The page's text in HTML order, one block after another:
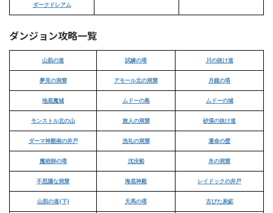
ダークドレアム
ダンジョン攻略一覧
山肌の道 試練の塔 川の抜け道
夢見の洞窟 アモール北の洞窟 月鏡の塔
地底魔城 ムドーの島 ムドーの城
モンストル北の山 旅人の洞窟 砂漠の抜け道
ダーマ神殿南の井戸 洗礼の洞窟 運命の壁
魔術師の塔 沈没船 氷の洞窟
不思議な洞窟 海底神殿 レイドックの井戸
山肌の道(下) 天馬の塔 古びた炭鉱